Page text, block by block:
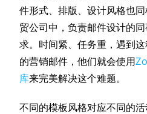
件形式、排版、设计风格也
贸公司中，负责邮件设计的
求。时间紧、任务重，遇到
的营销邮件，他们就会使用
库来完美解决这个难题。
不同的模板风格对应不同的